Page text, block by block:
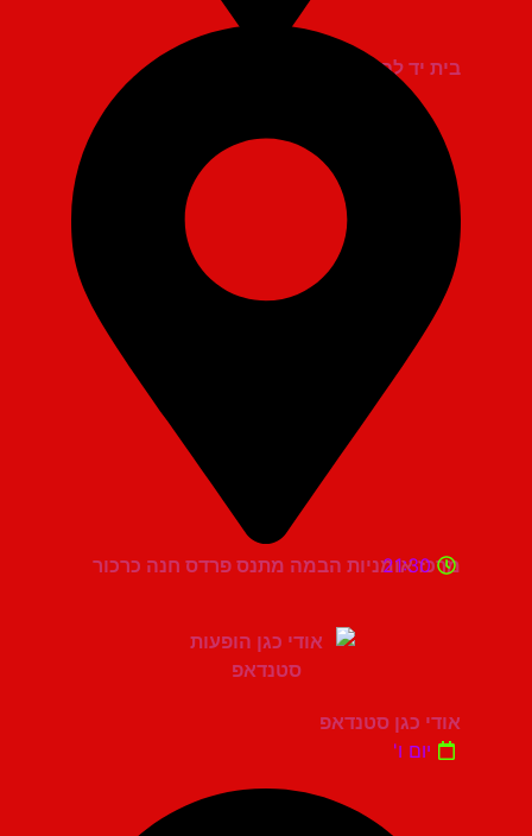
בית יד לבנים אשדוד
מרכז אומניות הבמה מתנס פרדס חנה כרכור
21:30
אודי כגן סטנדאפ
יום ו'